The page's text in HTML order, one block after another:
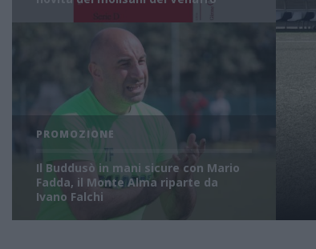
PROMOZIONE
Il Buddusò in mani sicure con Mario
Fadda, il Monte Alma riparte da
Ivano Falchi